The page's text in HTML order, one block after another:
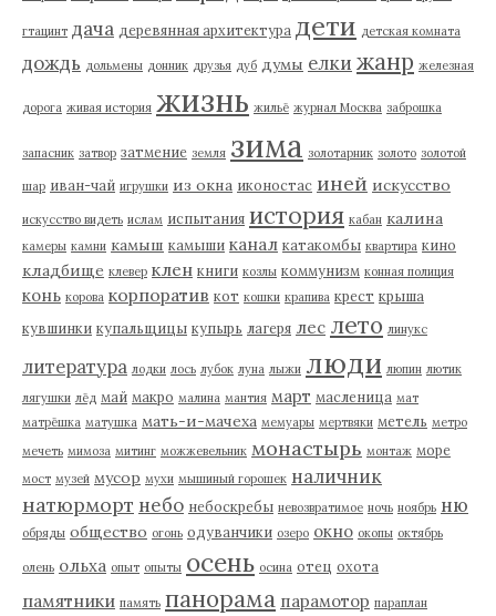
гтацинт дача деревянная архитектура дети детская комната
дождь дольмены донник друзья дуб думы елки жанр железная
дорога живая история жизнь жильё журнал Москва заброшка
запасник затвор затмение земля зима золотарник золото золотой
шар иван-чай игрушки из окна иконостас иней искусство
искусство видеть ислам испытания история кабан калина
камеры камни камыш камыши канал катакомбы квартира кино
кладбище клевер клен книги козлы коммунизм конная полиция
конь корова корпоратив кот кошки крапива крест крыша
кувшинки купальщицы купырь лагеря лес лето линукс
литература лодки лось лубок луна лыжи люди люпин лютик
лягушки лёд май макро малина мантия март масленица мат
матрёшка матушка мать-и-мачеха мемуары мертвяки метель метро
мечеть мимоза митинг можжевельник монастырь монтаж море
мост музей мусор мухи мышиный горошек наличник
натюрморт небо небоскребы невозвратимое ночь ноябрь ню
обряды общество огонь одуванчики озеро окно окопы октябрь
олень ольха опыт опыты осень осина отец охота
памятники память панорама парамотор параплан